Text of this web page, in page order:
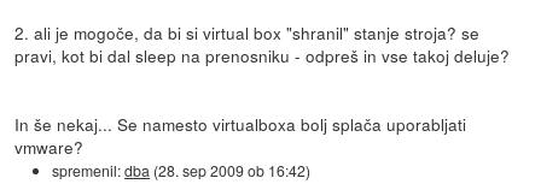
2. ali je mogoče, da bi si virtual box "shranil" stanje stroja? se
pravi, kot bi dal sleep na prenosniku - odpreš in vse takoj deluje?
In še nekaj... Se namesto virtualboxa bolj splača uporabljati
vmware?
spremenil:dba (28. sep 2009 ob 16:42)